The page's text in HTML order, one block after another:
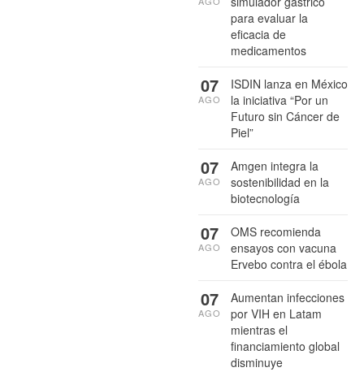
para evaluar la
eficacia de
medicamentos
ISDIN lanza en México
la iniciativa “Por un
Futuro sin Cáncer de
Piel”
07
AGO
Amgen integra la
sostenibilidad en la
biotecnología
07
AGO
OMS recomienda
ensayos con vacuna
Ervebo contra el ébola
07
AGO
Aumentan infecciones
por VIH en Latam
mientras el
financiamiento global
disminuye
07
AGO